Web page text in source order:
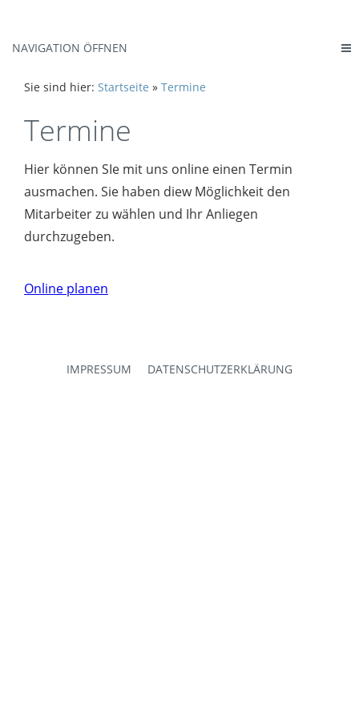
NAVIGATION ÖFFNEN
Sie sind hier: Startseite » Termine
Termine
Hier können SIe mit uns online einen Termin
ausmachen. Sie haben diew Möglichkeit den
Mitarbeiter zu wählen und Ihr Anliegen
durchzugeben.
Online planen
IMPRESSUM DATENSCHUTZERKLÄRUNG